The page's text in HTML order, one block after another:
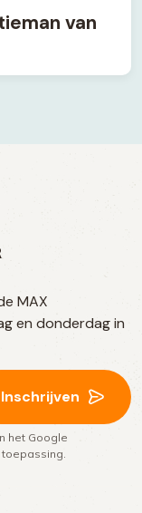
van
MAX
en donderdag in
Inschrijven
het Google